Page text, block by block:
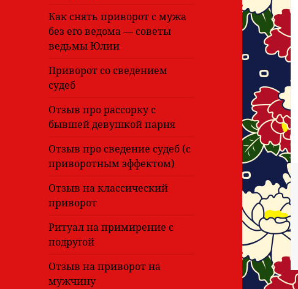
Как снять приворот с мужа
без его ведома — советы
ведьмы Юлии
Приворот со сведением
судеб
Отзыв про рассорку с
бывшей девушкой парня
Отзыв про сведение судеб (с
приворотным эффектом)
Отзыв на классический
приворот
Ритуал на примирение с
подругой
Отзыв на приворот на
мужчину